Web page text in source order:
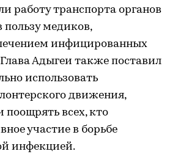
работу транспорта органов
пользу медиков,
инфицированных
Адыгеи также поставил
использовать
движения,
поощрять всех, кто
участие в борьбе
инфекцией.